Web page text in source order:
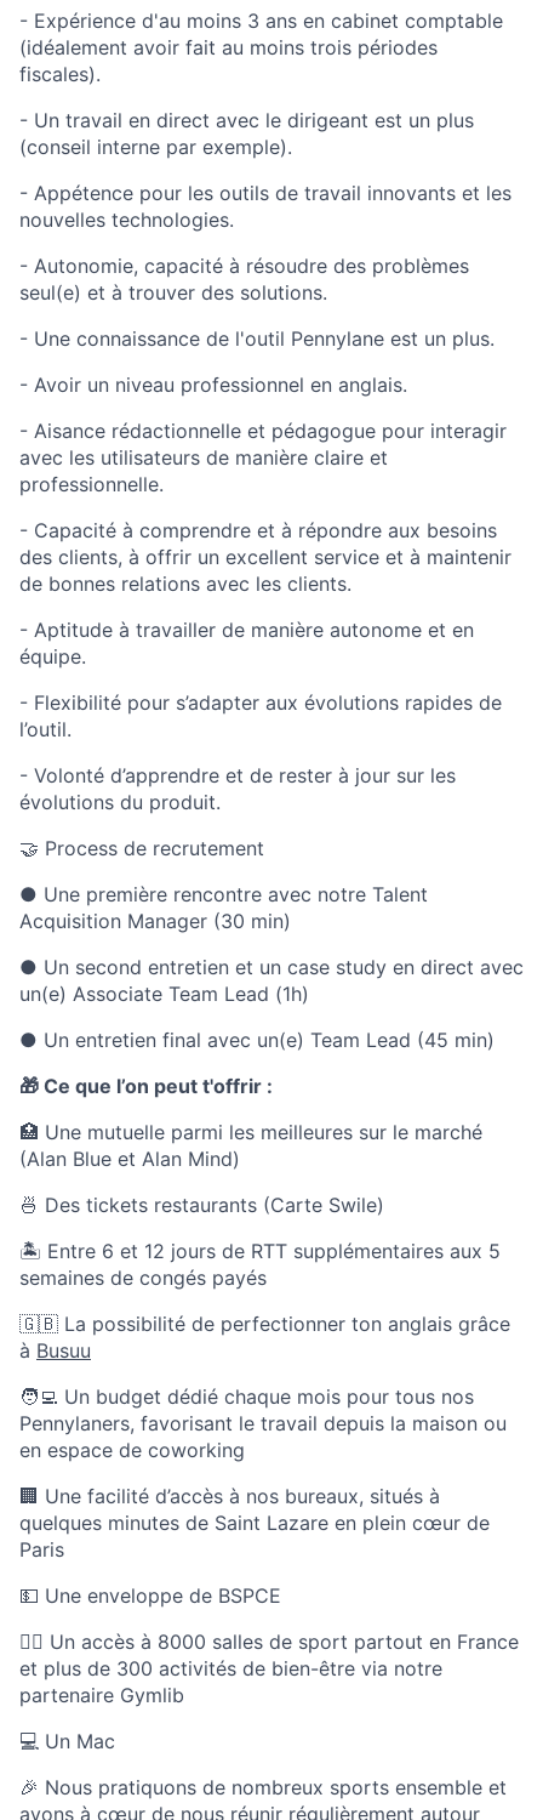
- Expérience d'au moins 3 ans en cabinet comptable
(idéalement avoir fait au moins trois périodes
fiscales).
- Un travail en direct avec le dirigeant est un plus
(conseil interne par exemple).
- Appétence pour les outils de travail innovants et les
nouvelles technologies.
- Autonomie, capacité à résoudre des problèmes
seul(e) et à trouver des solutions.
- Une connaissance de l'outil Pennylane est un plus.
- Avoir un niveau professionnel en anglais.
- Aisance rédactionnelle et pédagogue pour interagir
avec les utilisateurs de manière claire et
professionnelle.
- Capacité à comprendre et à répondre aux besoins
des clients, à offrir un excellent service et à maintenir
de bonnes relations avec les clients.
- Aptitude à travailler de manière autonome et en
équipe.
- Flexibilité pour s’adapter aux évolutions rapides de
l’outil.
- Volonté d’apprendre et de rester à jour sur les
évolutions du produit.
🤝 Process de recrutement
● Une première rencontre avec notre Talent
Acquisition Manager (30 min)
● Un second entretien et un case study en direct avec
un(e) Associate Team Lead (1h)
● Un entretien final avec un(e) Team Lead (45 min)
🎁 Ce que l’on peut t'offrir :
🏥 Une mutuelle parmi les meilleures sur le marché
(Alan Blue et Alan Mind)
🍜 Des tickets restaurants (Carte Swile)
🏝 Entre 6 et 12 jours de RTT supplémentaires aux 5
semaines de congés payés
🇬🇧 La possibilité de perfectionner ton anglais grâce
à Busuu
🧑‍💻 Un budget dédié chaque mois pour tous nos
Pennylaners, favorisant le travail depuis la maison ou
en espace de coworking
🏢 Une facilité d’accès à nos bureaux, situés à
quelques minutes de Saint Lazare en plein cœur de
Paris
💵 Une enveloppe de BSPCE
🏃‍♀️ Un accès à 8000 salles de sport partout en France
et plus de 300 activités de bien-être via notre
partenaire Gymlib
💻 Un Mac
🎉 Nous pratiquons de nombreux sports ensemble et
avons à cœur de nous réunir régulièrement autour